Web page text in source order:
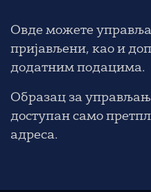
Овде можете
пријављени, као и
додатним подацима.
Образац за
доступан само
адреса.